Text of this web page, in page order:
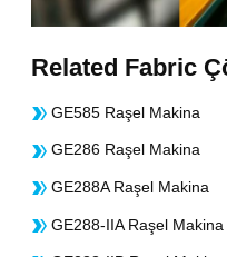
Related Fabric
GE585 Raşel Makina
GE286 Raşel Makina
GE288A Raşel Makina
GE288-IIA Raşel Makina